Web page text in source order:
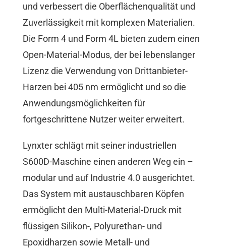
und verbessert die Oberflächenqualität und
Zuverlässigkeit mit komplexen Materialien.
Die Form 4 und Form 4L bieten zudem einen
Open-Material-Modus, der bei lebenslanger
Lizenz die Verwendung von Drittanbieter-
Harzen bei 405 nm ermöglicht und so die
Anwendungsmöglichkeiten für
fortgeschrittene Nutzer weiter erweitert.
Lynxter schlägt mit seiner industriellen
S600D-Maschine einen anderen Weg ein –
modular und auf Industrie 4.0 ausgerichtet.
Das System mit austauschbaren Köpfen
ermöglicht den Multi-Material-Druck mit
flüssigen Silikon-, Polyurethan- und
Epoxidharzen sowie Metall- und